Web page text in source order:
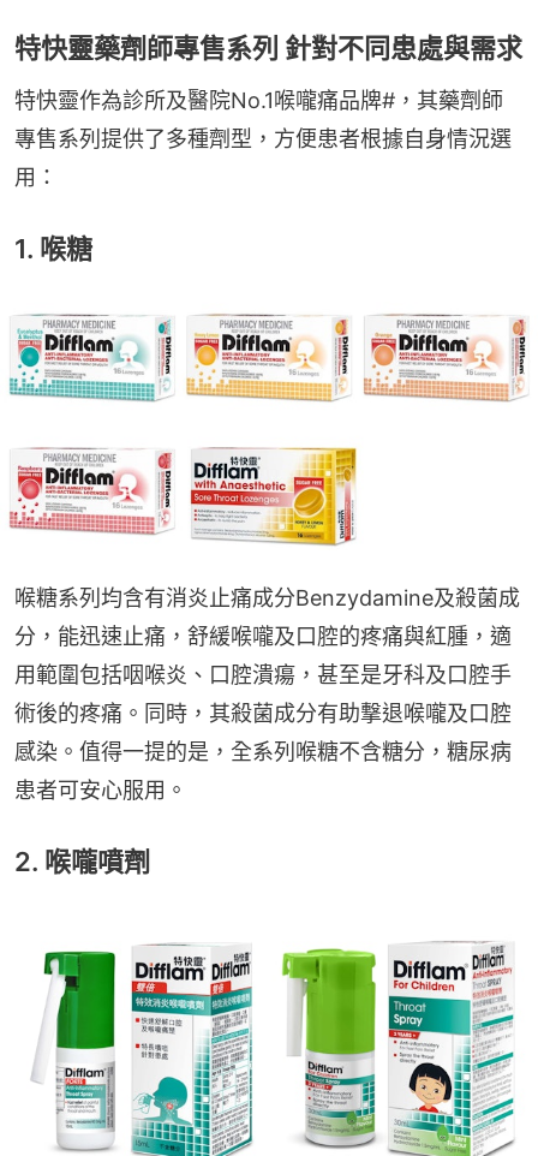
特快靈藥劑師專售系列 針對不同患處與需求
特快靈作為診所及醫院No.1喉嚨痛品牌#，其藥劑師
專售系列提供了多種劑型，方便患者根據自身情況選
用：
1. 喉糖
喉糖系列均含有消炎止痛成分Benzydamine及殺菌成
分，能迅速止痛，舒緩喉嚨及口腔的疼痛與紅腫，適
用範圍包括咽喉炎、口腔潰瘍，甚至是牙科及口腔手
術後的疼痛。同時，其殺菌成分有助撃退喉嚨及口腔
感染。值得一提的是，全系列喉糖不含糖分，糖尿病
患者可安心服用。
2. 喉嚨噴劑